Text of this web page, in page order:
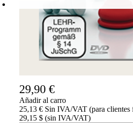
Login
29,90 €
Añadir al carro
25,13 € Sin IVA/VAT (para clientes
29,15 $ (sin IVA/VAT)